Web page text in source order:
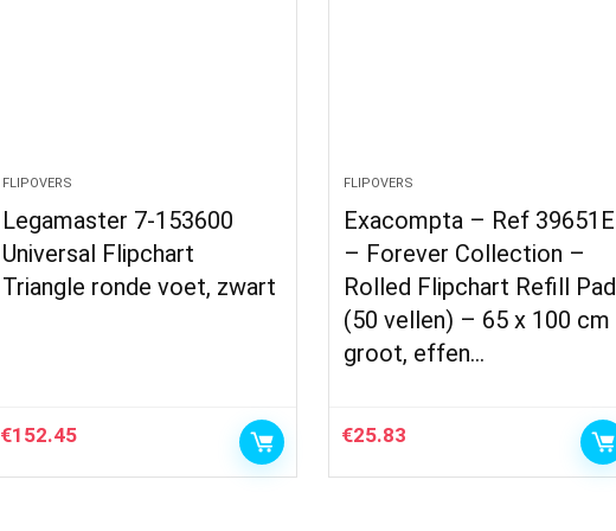
FLIPOVERS
Legamaster 7-153600
Universal Flipchart
Triangle ronde voet, zwart
€152.45
FLIPOVERS
Exacompta – Ref 39651E
– Forever Collection –
Rolled Flipchart Refill Pad
(50 vellen) – 65 x 100 cm
groot, effen…
€25.83